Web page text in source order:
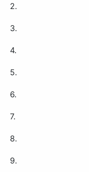
2.
3.
4.
5.
6.
7.
8.
9.